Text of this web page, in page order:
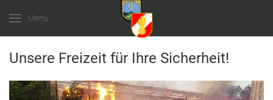
Menu
Unsere Freizeit für Ihre Sicherheit!